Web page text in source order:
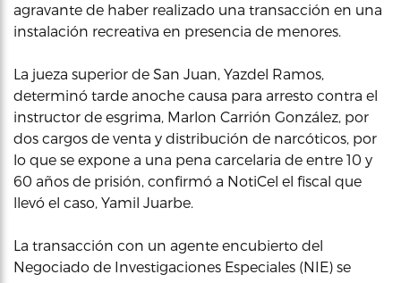
agravante de haber realizado una transacción en una
instalación recreativa en presencia de menores.
La jueza superior de San Juan, Yazdel Ramos,
determinó tarde anoche causa para arresto contra el
instructor de esgrima, Marlon Carrión González, por
dos cargos de venta y distribución de narcóticos, por
lo que se expone a una pena carcelaria de entre 10 y
60 años de prisión, confirmó a NotiCel el fiscal que
llevó el caso, Yamil Juarbe.
La transacción con un agente encubierto del
Negociado de Investigaciones Especiales (NIE) se